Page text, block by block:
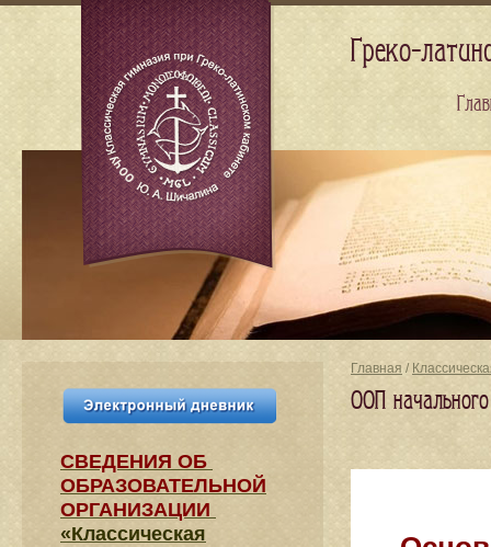
Главная /
ООП
СВЕДЕНИЯ​ ОБ
ОБРАЗОВАТЕЛЬНОЙ
ОРГАНИЗАЦИИ
«Классическая
Греко-